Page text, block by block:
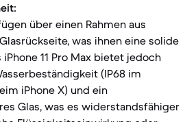
über einen Rahmen aus
was ihnen eine solide
11 Pro Max bietet jedoch
(IP68 im
iPhone X) und ein
Glas, was es widerstandsfähiger